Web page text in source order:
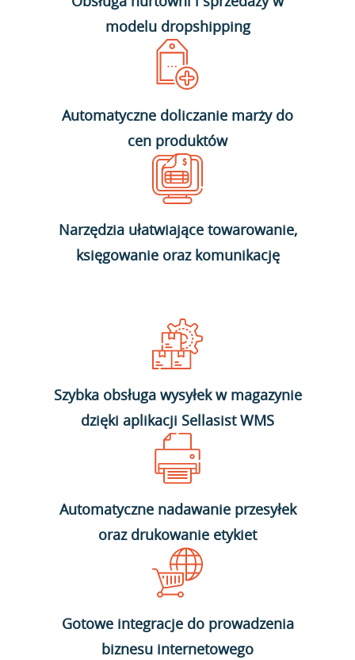
modelu dropshipping
Automatyczne doliczanie marży do
cen produktów
Narzędzia ułatwiające towarowanie,
księgowanie oraz komunikację
Szybka obsługa wysyłek w magazynie
dzięki aplikacji Sellasist WMS
Automatyczne nadawanie przesyłek
oraz drukowanie etykiet
Gotowe integracje do prowadzenia
biznesu internetowego